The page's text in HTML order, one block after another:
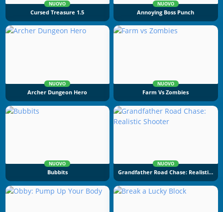
NUOVO
Cursed Treasure 1.5
NUOVO
Annoying Boss Punch
NUOVO
Archer Dungeon Hero
NUOVO
Farm Vs Zombies
NUOVO
Bubbits
NUOVO
Grandfather Road Chase: Realistic Shooter